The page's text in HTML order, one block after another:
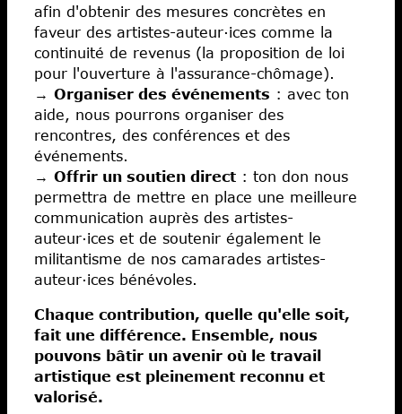
afin d'obtenir des mesures concrètes en
faveur des artistes-auteur·ices comme la
continuité de revenus (la proposition de loi
pour l'ouverture à l'assurance-chômage).
→ Organiser des événements : avec ton
aide, nous pourrons organiser des
rencontres, des conférences et des
événements.
→ Offrir un soutien direct : ton don nous
permettra de mettre en place une meilleure
communication auprès des artistes-
auteur·ices et de soutenir également le
militantisme de nos camarades artistes-
auteur·ices bénévoles.
Chaque contribution, quelle qu'elle soit,
fait une différence. Ensemble, nous
pouvons bâtir un avenir où le travail
artistique est pleinement reconnu et
valorisé.